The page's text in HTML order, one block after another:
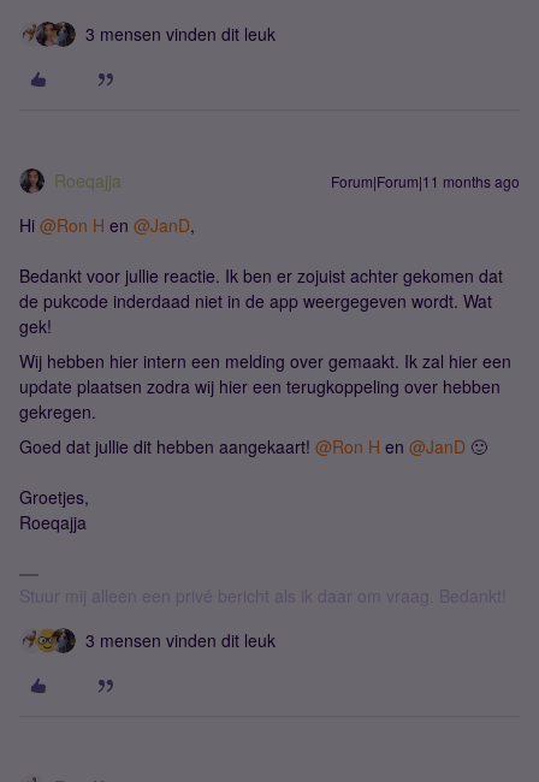
3 mensen vinden dit leuk
Roeqajja Forum|Forum|11 months ago
Hi ​ @Ron H en ​ @JanD,
Bedankt voor jullie reactie. Ik ben er zojuist achter gekomen dat
de pukcode inderdaad niet in de app weergegeven wordt. Wat
gek!
Wij hebben hier intern een melding over gemaakt. Ik zal hier een
update plaatsen zodra wij hier een terugkoppeling over hebben
gekregen.
Goed dat jullie dit hebben aangekaart! ​ @Ron H en ​ @JanD 🙂
Groetjes,
Roeqajja
Stuur mij alleen een privé bericht als ik daar om vraag. Bedankt!
3 mensen vinden dit leuk